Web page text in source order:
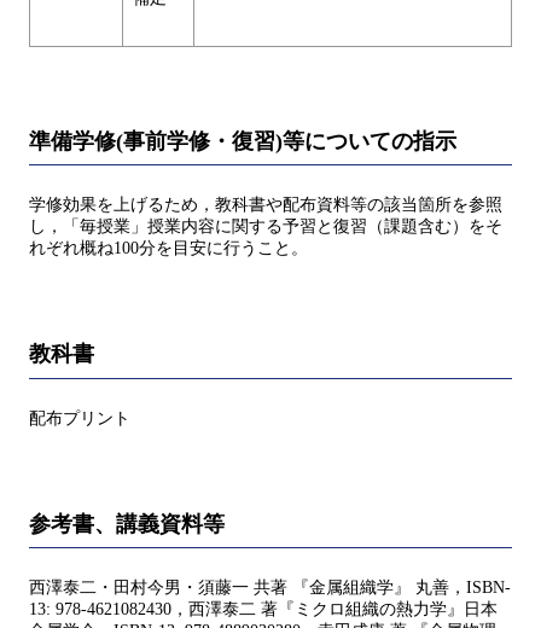
準備学修(事前学修・復習)等についての指示
学修効果を上げるため，教科書や配布資料等の該当箇所を参照
し，「毎授業」授業内容に関する予習と復習（課題含む）をそ
れぞれ概ね100分を目安に行うこと。
教科書
配布プリント
参考書、講義資料等
西澤泰二・田村今男・須藤一 共著 『金属組織学』 丸善，ISBN-
13: 978-4621082430，西澤泰二 著『ミクロ組織の熱力学』日本